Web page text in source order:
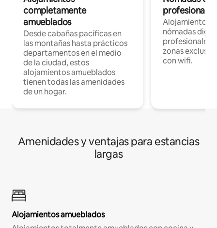
completamente
amueblados
Desde cabañas pacíficas en
las montañas hasta prácticos
departamentos en el medio
de la ciudad, estos
alojamientos amueblados
tienen todas las amenidades
de un hogar.
Alojamientos
nómadas
profesionales
zonas
con wifi.
Amenidades y ventajas para estancias
largas
Alojamientos amueblados